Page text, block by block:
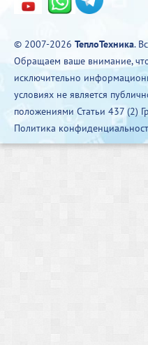
© 2007-2026 ТеплоТехника.
Обращаем ваше внимание,
исключительно
условиях не является
положениями Статьи 437 (2)
Политика